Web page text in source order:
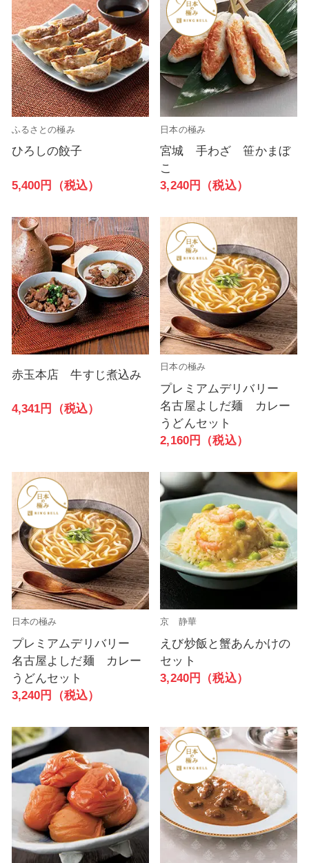
ふるさとの極み
ひろしの餃子
5,400円（税込）
日本の極み
宮城 手わざ 笹かまぼ
こ
3,240円（税込）
赤玉本店 牛すじ煮込み
4,341円（税込）
日本の極み
プレミアムデリバリー
名古屋よしだ麺 カレー
うどんセット
2,160円（税込）
日本の極み
プレミアムデリバリー
名古屋よしだ麺 カレー
うどんセット
3,240円（税込）
京 静華
えび炒飯と蟹あんかけの
セット
3,240円（税込）